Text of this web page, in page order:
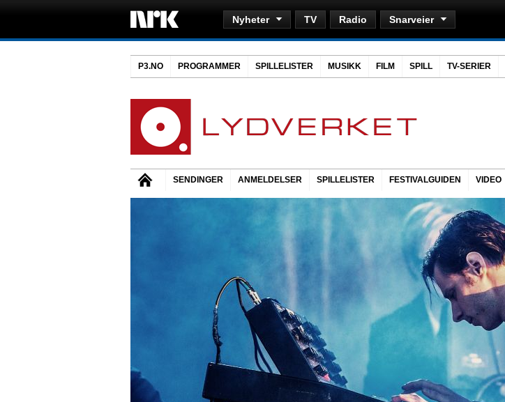
Nyheter TV Radio Snarveier
P3.NO PROGRAMMER SPILLELISTER MUSIKK FILM SPILL TV-SERIER
SENDINGER ANMELDELSER SPILLELISTER FESTIVALGUIDEN VIDEO